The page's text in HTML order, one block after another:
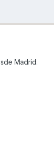
Madrid.